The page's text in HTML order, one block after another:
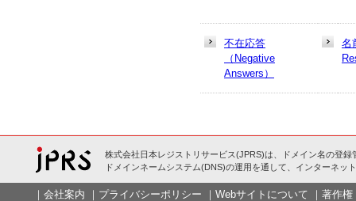
不在応答
（Negative
Answers）
名
株式会社日本レジストリサービス(JPRS)は、ドメイン名の登録
ドメインネームシステム(DNS)の運用を通して、インターネッ
｜ 会社案内 ｜ プライバシーポリシー ｜ Webサイトについて ｜ 著作権